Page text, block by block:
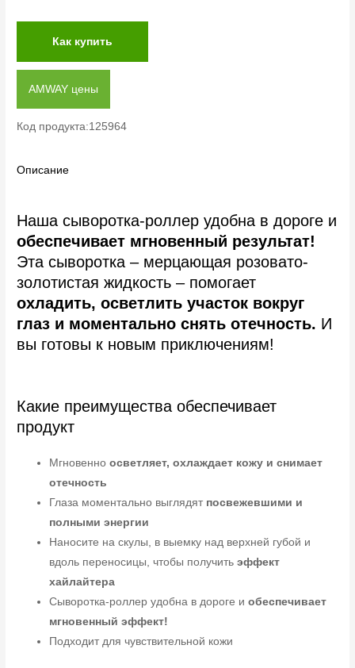
Как купить
AMWAY цены
Код продукта:125964
Описание
Наша сыворотка-роллер удобна в дороге и
обеспечивает мгновенный результат!
Эта сыворотка – мерцающая розовато-
золотистая жидкость – помогает
охладить, осветлить участок вокруг
глаз и моментально снять отечность. И
вы готовы к новым приключениям!
Какие преимущества обеспечивает
продукт
Мгновенноосветляет, охлаждает кожу и снимает
отечность
Глаза моментально выглядят посвежевшими и
полными энергии
Наносите на скулы, в выемку над верхней губой и
вдоль переносицы, чтобы получитьэффект
хайлайтера
Сыворотка-роллер удобна в дороге иобеспечивает
мгновенный эффект!
Подходит для чувствительной кожи